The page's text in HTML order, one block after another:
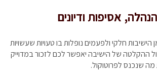
אסיפות ודיונים
חלקי ולפעמים נופלות בו טעויות שעשויות
ההקלטה של הישיבה יאפשר לכם לזכור במדוייק
שנכנס לפרוטוקול.